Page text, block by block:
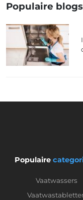
Populaire blogs
Populaire
Vaatwassers